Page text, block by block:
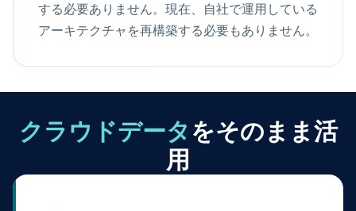
する必要ありません。現在、自社で運用している
アーキテクチャを再構築する必要もありません。
クラウドデータ をそのまま活
用